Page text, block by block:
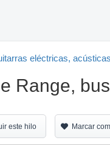
eléctricas,
Range,
este hilo Marcar